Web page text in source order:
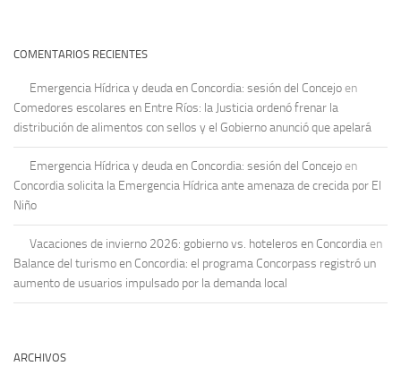
COMENTARIOS RECIENTES
Emergencia Hídrica y deuda en Concordia: sesión del Concejo en
Comedores escolares en Entre Ríos: la Justicia ordenó frenar la
distribución de alimentos con sellos y el Gobierno anunció que apelará
Emergencia Hídrica y deuda en Concordia: sesión del Concejo en
Concordia solicita la Emergencia Hídrica ante amenaza de crecida por El
Niño
Vacaciones de invierno 2026: gobierno vs. hoteleros en Concordia en
Balance del turismo en Concordia: el programa Concorpass registró un
aumento de usuarios impulsado por la demanda local
ARCHIVOS